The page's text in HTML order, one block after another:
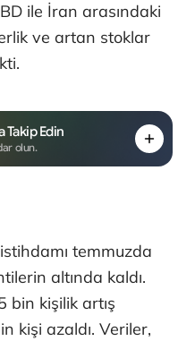
ile İran arasındaki
ve artan stoklar
Edin
olun.
temmuzda
altında kaldı.
bin kişilik artış
kişi azaldı. Veriler,